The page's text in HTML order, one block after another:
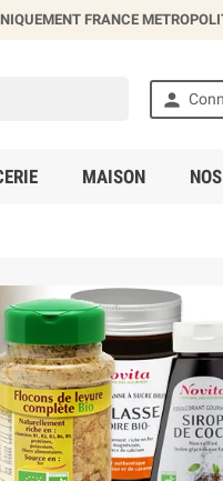
FRANCE

MAISON